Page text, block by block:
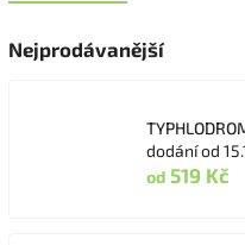
Nejprodávanější
dodání od
od 519 Kč